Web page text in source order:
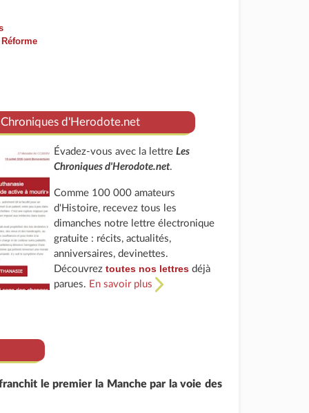
Chroniques d'Herodote.net
Évadez-vous avec la lettreLes
Chroniques d'Herodote.net.
Comme 100 000 amateurs
d'Histoire, recevez tous les
dimanches notre lettre électronique
gratuite : récits, actualités,
anniversaires, devinettes.
Découvreztoutes nos lettres déjà
parues. En savoir plus
le premier la Manche par la voie des